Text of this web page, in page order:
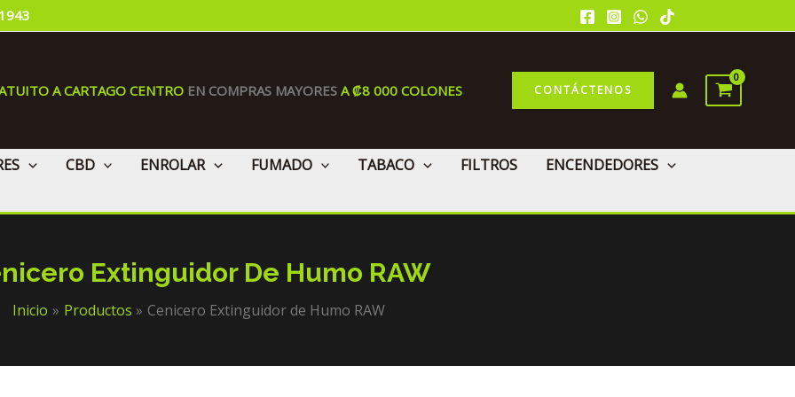
A CARTAGO CENTRO EN COMPRAS MAYORES A ₡8 000 COLONES CONTÁCTENOS
CBD ENROLAR FUMADO TABACO FILTROS
ENCENDEDORES
Extinguidor De Humo RAW
Inicio Productos Cenicero Extinguidor de Humo RAW